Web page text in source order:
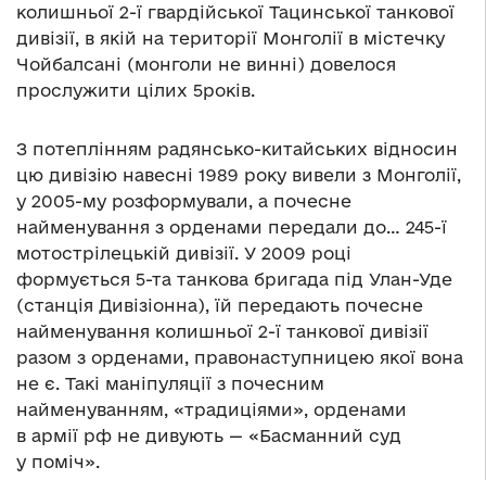
колишньої 2-ї гвардійської Тацинської танкової
дивізії, в якій на території Монголії в містечку
Чойбалсані (монголи не винні) довелося
прослужити цілих 5років.
З потеплінням радянсько-китайських відносин
цю дивізію навесні 1989 року вивели з Монголії,
у 2005-му розформували, а почесне
найменування з орденами передали до… 245-ї
мотострілецькій дивізії. У 2009 році
формується 5-та танкова бригада під Улан-Уде
(станція Дивізіонна), їй передають почесне
найменування колишньої 2-ї танкової дивізії
разом з орденами, правонаступницею якої вона
не є. Такі маніпуляції з почесним
найменуванням, «традиціями», орденами
в армії рф не дивують — «Басманний суд
у поміч».